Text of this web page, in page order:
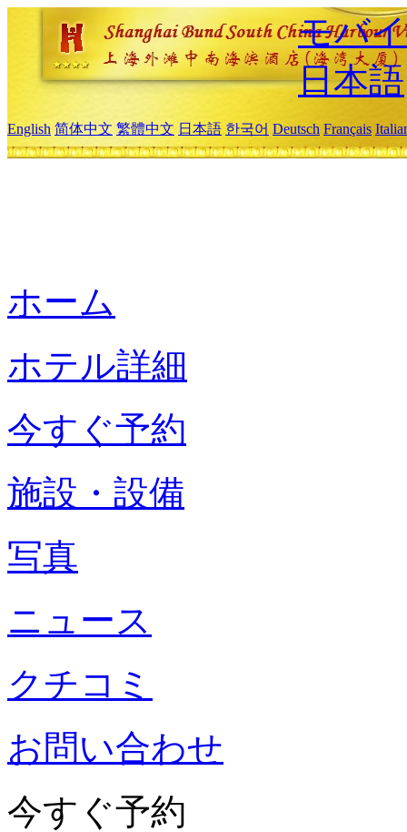
モバ
日本語
English 简体中文 繁體中文 日本語 한국어 Deutsch Français
ホーム
ホテル詳細
今すぐ予約
施設・設備
写真
ニュース
クチコミ
お問い合わせ
今すぐ予約